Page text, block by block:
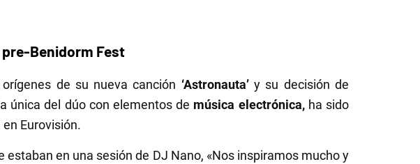
pre-Benidorm Fest
de su nueva canción ‘Astronauta’y su decisión de
única del dúo con elementos de música electrónica,ha sido
Eurovisión.
estaban en una sesión de DJ Nano, «Nos inspiramos mucho y